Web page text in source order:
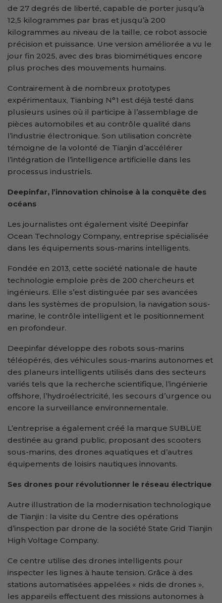
de 27 degrés de liberté, capable de porter jusqu’à
12,5 kilogrammes par bras et jusqu’à 200
kilogrammes au niveau de la taille, ce robot associe
précision et puissance. Une version améliorée a vu le
jour fin 2025, avec des bras biomimétiques encore
plus proches des mouvements humains.
Contrairement à de nombreux prototypes
expérimentaux, Tianbing N°1 est déjà testé dans
plusieurs usines où il participe à l’assemblage de
pièces automobiles et au contrôle qualité dans
l’industrie électronique. Son utilisation concrète
témoigne de la volonté de Tianjin d’accélérer
l’intégration de l’intelligence artificielle dans les
processus industriels.
Deepinfar, l’innovation chinoise à la conquête des
océans
Les journalistes ont également visité Deepinfar
Ocean Technology Company, entreprise spécialisée
dans les équipements sous-marins intelligents.
Fondée en 2013, cette société nationale de haute
technologie emploie près de 200 chercheurs et
ingénieurs. Elle s’est distinguée par ses avancées
dans les systèmes de propulsion, la navigation sous-
marine, le contrôle intelligent et le positionnement
en profondeur.
Deepinfar développe des robots sous-marins
téléopérés, des véhicules sous-marins autonomes et
des planeurs intelligents utilisés dans des secteurs
variés tels que la recherche scientifique, l’ingénierie
offshore, l’hydroélectricité, les secours d’urgence ou
encore la surveillance environnementale.
L’entreprise a également créé la marque SUBLUE
destinée au grand public, proposant des scooters
sous-marins, des drones aquatiques et d’autres
équipements de loisirs nautiques innovants.
Ses drones pour révolutionner le réseau électrique
Autre illustration de la modernisation technologique
de Tianjin : la visite du Centre des opérations
d’inspection par drone de la société State Grid Tianjin
High Voltage Company.
Ce centre utilise des drones intelligents pour
inspecter les lignes à haute tension. Grâce à des
stations automatisées appelées « nids de drones »,
les appareils effectuent des missions autonomes à